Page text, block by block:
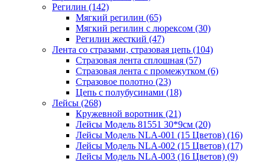
Регилин (142)
Мягкий регилин (65)
Мягкий регилин с люрексом (30)
Регилин жесткий (47)
Лента со стразами, стразовая цепь (104)
Стразовая лента сплошная (57)
Стразовая лента с промежутком (6)
Стразовое полотно (23)
Цепь с полубусинами (18)
Лейсы (268)
Кружевной воротник (21)
Лейсы Модель 81551 30*9см (20)
Лейсы Модель NLA-001 (15 Цветов) (16)
Лейсы Модель NLA-002 (15 Цветов) (17)
Лейсы Модель NLA-003 (16 Цветов) (9)